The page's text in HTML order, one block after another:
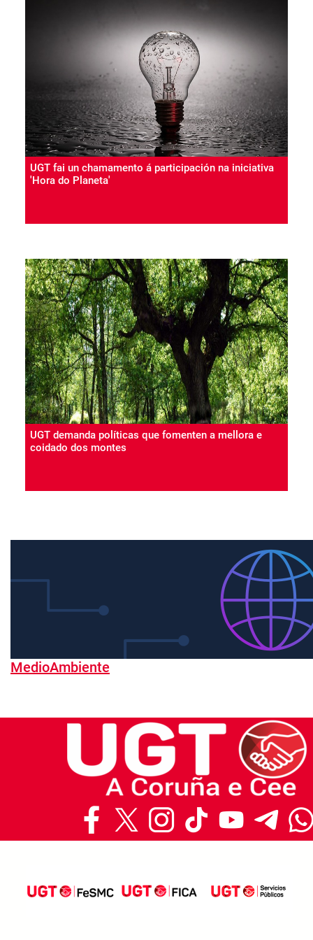
UGT fai un chamamento á participación na iniciativa
'Hora do Planeta'
UGT demanda políticas que fomenten a mellora e
coidado dos montes
MedioAmbiente